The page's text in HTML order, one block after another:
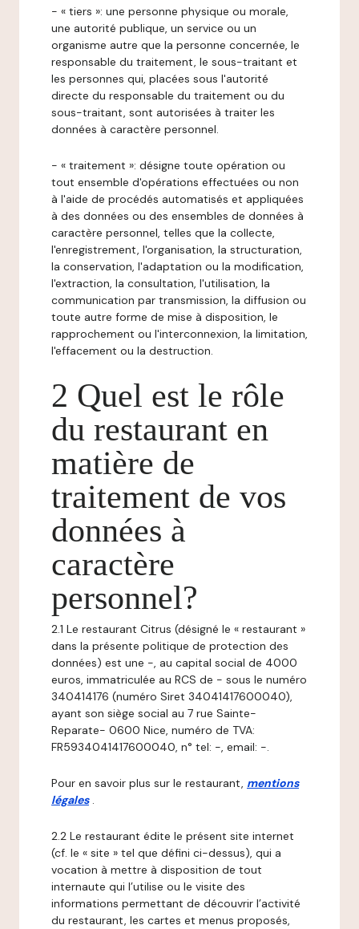
- « tiers »: une personne physique ou morale,
une autorité publique, un service ou un
organisme autre que la personne concernée, le
responsable du traitement, le sous-traitant et
les personnes qui, placées sous l'autorité
directe du responsable du traitement ou du
sous-traitant, sont autorisées à traiter les
données à caractère personnel.
- « traitement »: désigne toute opération ou
tout ensemble d'opérations effectuées ou non
à l'aide de procédés automatisés et appliquées
à des données ou des ensembles de données à
caractère personnel, telles que la collecte,
l'enregistrement, l'organisation, la structuration,
la conservation, l'adaptation ou la modification,
l'extraction, la consultation, l'utilisation, la
communication par transmission, la diffusion ou
toute autre forme de mise à disposition, le
rapprochement ou l'interconnexion, la limitation,
l'effacement ou la destruction.
2 Quel est le rôle
du restaurant en
matière de
traitement de vos
données à
caractère
personnel?
2.1 Le restaurant Citrus (désigné le « restaurant »
dans la présente politique de protection des
données) est une -, au capital social de 4000
euros, immatriculée au RCS de - sous le numéro
340414176 (numéro Siret 34041417600040),
ayant son siège social au 7 rue Sainte-
Reparate- 0600 Nice, numéro de TVA:
FR5934041417600040, n° tel: -, email: -.
Pour en savoir plus sur le restaurant, mentions
légales .
2.2 Le restaurant édite le présent site internet
(cf. le « site » tel que défini ci-dessus), qui a
vocation à mettre à disposition de tout
internaute qui l’utilise ou le visite des
informations permettant de découvrir l’activité
du restaurant, les cartes et menus proposés,